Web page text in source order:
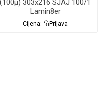
(100µ) 303x216 SJAJ 100/1
Lamin8er
Cijena: Prijava